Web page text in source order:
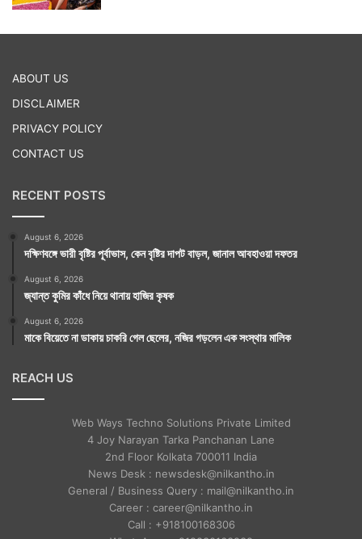
ABOUT US
DISCLAIMER
PRIVACY POLICY
CONTACT US
RECENT POSTS
August 6, 2026
দক্ষিণবঙ্গে ভারী বৃষ্টির পূর্বাভাস, কেন বৃষ্টির দাপট বাড়ল, জানাল আবহাওয়া দফতর
August 6, 2026
জ্যান্ত কুমির কাঁধে নিয়ে থানায় হাজির কৃষক
August 6, 2026
মাকে বিয়েতে না ডাকায় চাকরি গেল ছেলের, নজির গড়লেন এক সংস্থার মালিক
REACH US
Web Ways Techno Solutions Private Limited
4 Joy Narayan Tarka Panchanan Lane
2nd Floor Kolkata 700011 India
News Desk : newsdesk@nilkantho.in
General / Business Query : mail@nilkantho.in
Career : career@nilkantho.in
Call : +918100168306